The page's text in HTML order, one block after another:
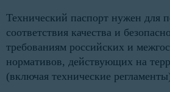
Технический паспорт нужен для
соответствия качества и
требованиям российских и
нормативов, действующих на
(включая технические